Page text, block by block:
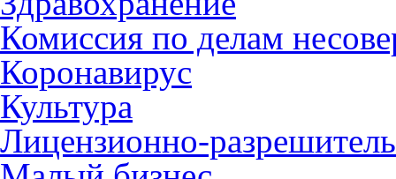
Комиссия по делам
Коронавирус
Культура
Лицензионно-